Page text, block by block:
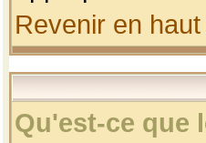
Revenir en
Qu'est-ce que